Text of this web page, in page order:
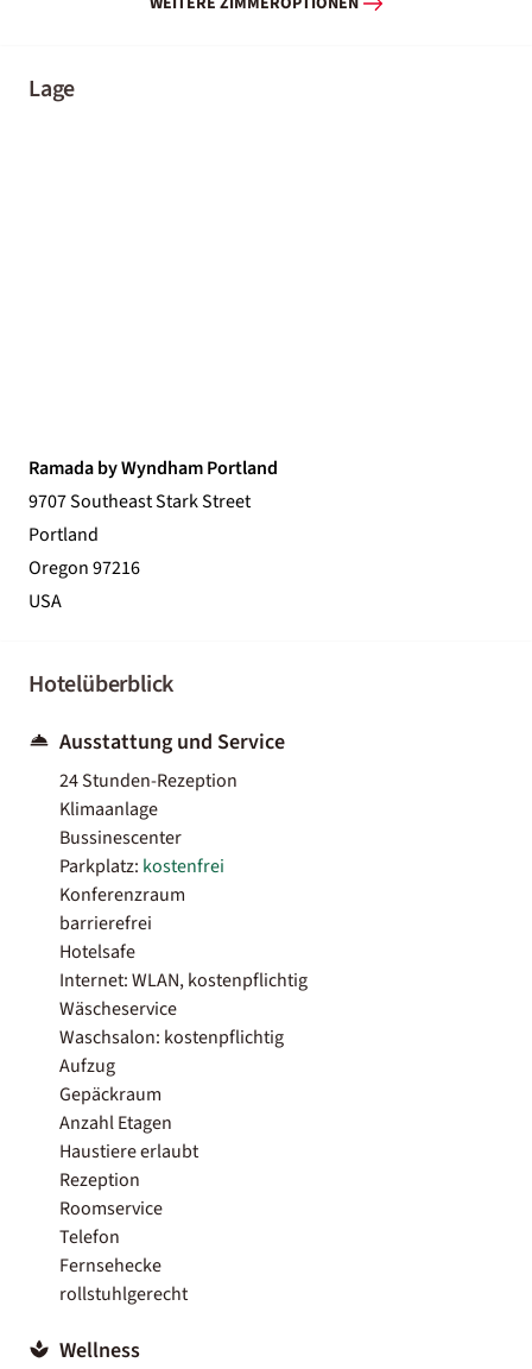
Lage
Ramada by Wyndham Portland
9707 Southeast Stark Street
Portland
Oregon 97216
USA
Hotelüberblick
Ausstattung und Service
24 Stunden-Rezeption
Klimaanlage
Bussinescenter
Parkplatz: kostenfrei
Konferenzraum
barrierefrei
Hotelsafe
Internet: WLAN, kostenpflichtig
Wäscheservice
Waschsalon: kostenpflichtig
Aufzug
Gepäckraum
Anzahl Etagen
Haustiere erlaubt
Rezeption
Roomservice
Telefon
Fernsehecke
rollstuhlgerecht
Wellness